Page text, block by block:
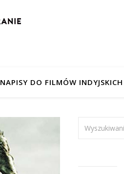
NAPISY DO FILMÓW INDYJSKICH